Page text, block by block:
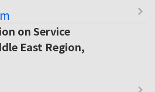
on Service
East Region,